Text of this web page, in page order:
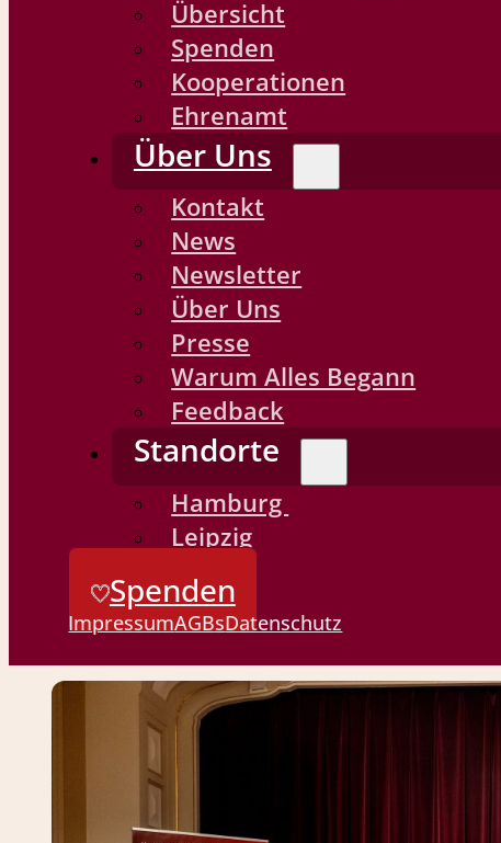
Übersicht
Spenden
Kooperationen
Ehrenamt
Über Uns
Kontakt
News
Newsletter
Über Uns
Presse
Warum Alles Begann
Feedback
Standorte
Hamburg
Leipzig
Spenden
ImpressumAGBsDatenschutz